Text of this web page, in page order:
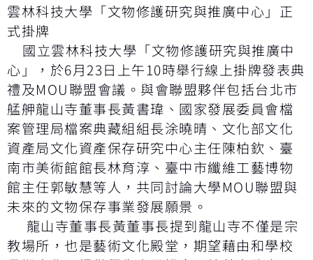
雲林科技大學「文物修護研究與推廣中心」正
式掛牌
國立雲林科技大學「文物修護研究與推廣中
心」，於6月23日上午10時舉行線上掛牌發表典
禮及MOU聯盟會議。與會聯盟夥伴包括台北市
艋舺龍山寺董事長黃書瑋、國家發展委員會檔
案管理局檔案典藏組組長涂曉晴、文化部文化
資產局文化資產保存研究中心主任陳柏欽、臺
南市美術館館長林育淳、臺中市纖維工藝博物
館主任郭敏慧等人，共同討論大學MOU聯盟與
未來的文物保存事業發展願景。
龍山寺董事長黃董事長提到龍山寺不僅是宗
教場所，也是藝術文化殿堂，期望藉由和學校